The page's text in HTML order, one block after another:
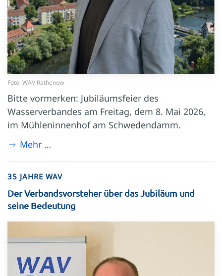
Foto: WAV Rathenow
Bitte vormerken: Jubiläumsfeier des
Wasserverbandes am Freitag, dem 8. Mai 2026,
im Mühleninnenhof am Schwedendamm.
Mehr …
35 JAHRE WAV
Der Verbandsvorsteher über das Jubiläum und
seine Bedeutung